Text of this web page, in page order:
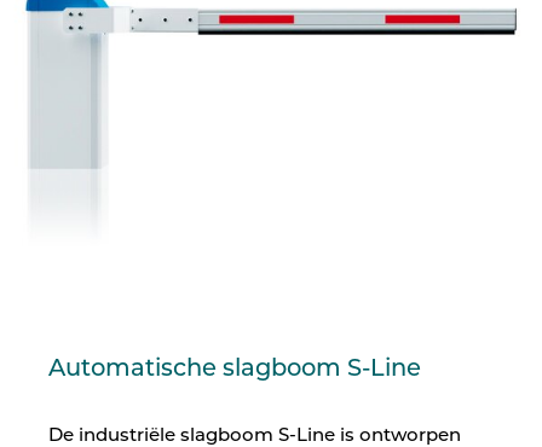
Automatische slagboom S-Line
De industriële slagboom S-Line is ontworpen